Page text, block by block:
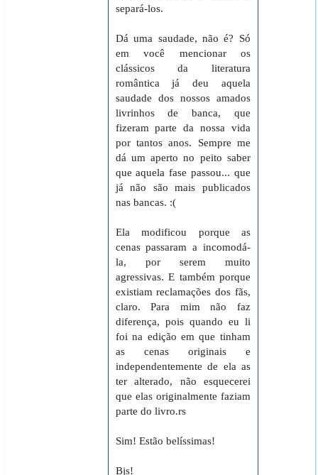
separá-los.
Dá uma saudade, não é? Só
em você mencionar os
clássicos da literatura
romântica já deu aquela
saudade dos nossos amados
livrinhos de banca, que
fizeram parte da nossa vida
por tantos anos. Sempre me
dá um aperto no peito saber
que aquela fase passou... que
já não são mais publicados
nas bancas. :(
Ela modificou porque as
cenas passaram a incomodá-
la, por serem muito
agressivas. E também porque
existiam reclamações dos fãs,
claro. Para mim não faz
diferença, pois quando eu li
foi na edição em que tinham
as cenas originais e
independentemente de ela as
ter alterado, não esquecerei
que elas originalmente faziam
parte do livro.rs
Sim! Estão belíssimas!
Bjs!